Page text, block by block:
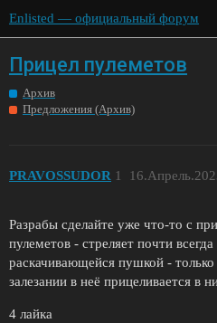
Enlisted — официальный форум
Прицел пулеметов
Архив
Предложения (Архив)
PRAVOSSUDOR 1
Разрабы сделайте уже что-то с
пулеметов - стреляет почти
раскачивающейся пушкой -
залезании в неё прицеливается в
4 лайка